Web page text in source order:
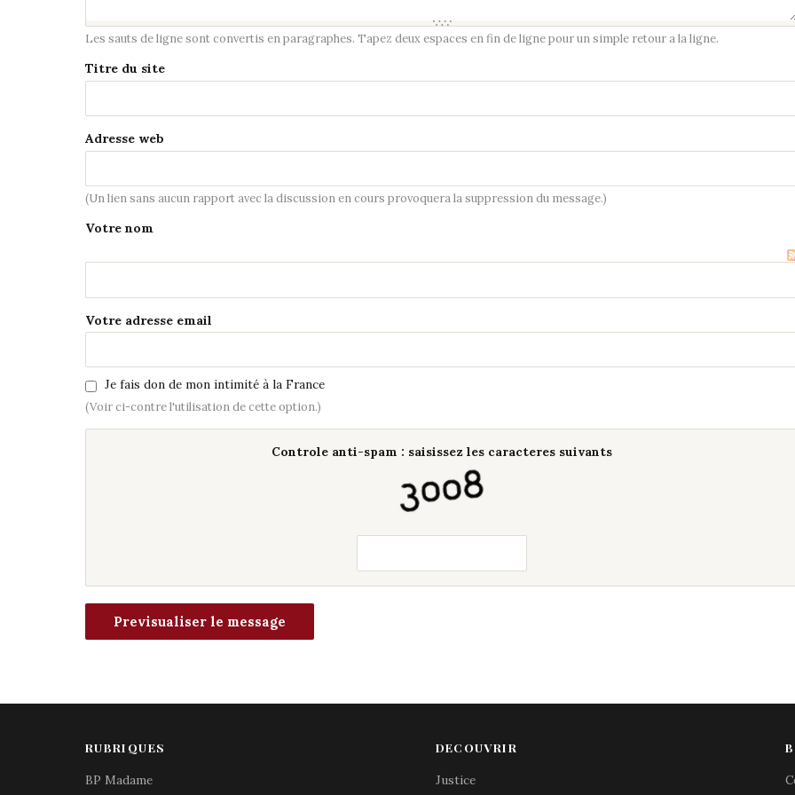
Les sauts de ligne sont convertis en paragraphes. Tapez deux espaces en fin de ligne pour un simple retour a la ligne.
Titre du site
Adresse web
(Un lien sans aucun rapport avec la discussion en cours provoquera la suppression du message.)
Votre nom
Votre adresse email
Je fais don de mon intimité à la France
(Voir ci-contre l'utilisation de cette option.)
Controle anti-spam : saisissez les caracteres suivants
RUBRIQUES
BP Madame
DECOUVRIR
Justice